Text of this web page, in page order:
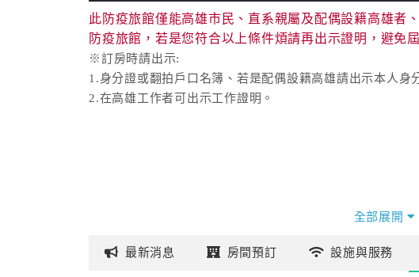
此防疫旅館僅能高雄市民、直系親屬及配偶設籍高雄者
防疫旅館，若是您符合以上條件煩請再出示證明，避免
※訂房時請出示:
1.身分證或翻拍戶口名簿、若是配偶設籍高雄請出示本人身
2.在高雄工作者可出示工作證明。
全部展開
最新消息 房間預訂 設施與服務